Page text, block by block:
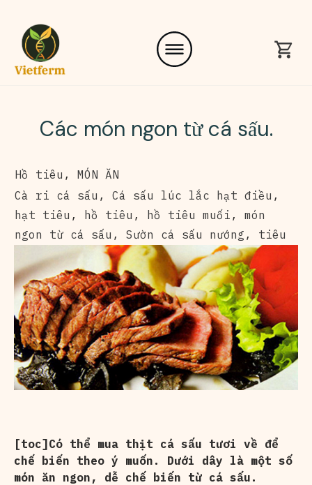
Các món ngon từ cá sấu.
Hồ tiêu , MÓN ĂN
Cà ri cá sấu , Cá sấu lúc lắc hạt điều ,
hạt tiêu , hồ tiêu , hồ tiêu muối , món
ngon từ cá sấu , Sườn cá sấu nướng , tiêu
[toc]Có thể mua thịt cá sấu tươi về để
chế biến theo ý muốn. Dưới dây là một số
món ăn ngon, dễ chế biến từ cá sấu.